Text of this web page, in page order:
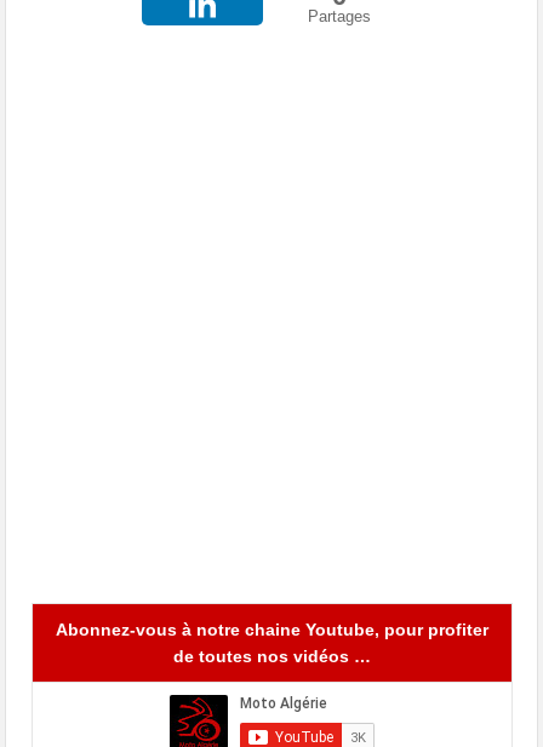
Partages
Abonnez-vous à notre chaine Youtube, pour profiter
de toutes nos vidéos …